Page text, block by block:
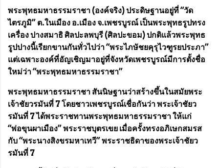
พระพุทธมหาธรรมราชา (องค์จริง) ประดิษฐานอยู่ที่ “วัด
ไตรภูมิ” ต.ในเมือง อ.เมือง จ.เพชรบูรณ์ เป็นพระพุทธรูปทรง
เครื่อง ปางสมาธิ ศิลปะลพบุรี (ศิลปะขอม) ปกติแล้วพระพุทธ
รูปปางนี้เรียกขานกันทั่วไปว่า “พระไภษัชยคุรุไวฑูรยประภา”
แต่เฉพาะองค์ที่อัญเชิญมาอยู่ที่จังหวัดเพชรบูรณ์มีการตั้งชื่อ
ใหม่ว่า “พระพุทธมหาธรรมราชา”
พระพุทธมหาธรรมราชา สันนิษฐานว่าสร้างขึ้นในสมัยพระ
เจ้าชัยวรมันที่ 7 โดยชาวเพชรบูรณ์เชื่อกันว่า พระเจ้าชัยว
รมันที่ 7 ได้พระราชทานพระพุทธมหาธรรมราชา ให้แก่
“พ่อขุนผาเมือง” พระราชบุตรเขย เมื่อครั้งทรงอภิเษกสมรส
กับ “พระนางสิงขรมหาเทวี” พระราชธิดาของพระเจ้าชัยว
รมันที่ 7